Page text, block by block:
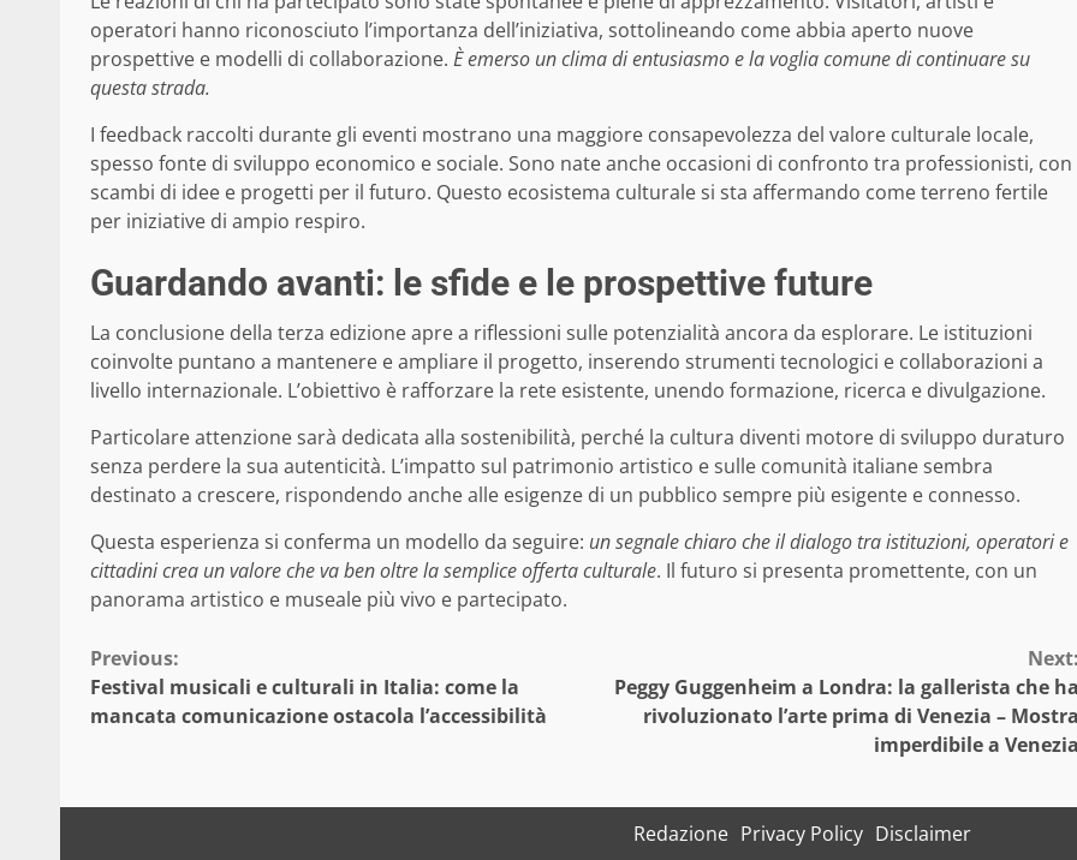
operatori hanno riconosciuto l’importanza dell’iniziativa, sottolineando come abbia aperto nuove
prospettive e modelli di collaborazione. È emerso un clima di entusiasmo e la voglia comune di continuare su
questa strada.
I feedback raccolti durante gli eventi mostrano una maggiore consapevolezza del valore culturale locale,
spesso fonte di sviluppo economico e sociale. Sono nate anche occasioni di confronto tra professionisti, con
scambi di idee e progetti per il futuro. Questo ecosistema culturale si sta affermando come terreno fertile
per iniziative di ampio respiro.
Guardando avanti: le sfide e le prospettive future
La conclusione della terza edizione apre a riflessioni sulle potenzialità ancora da esplorare. Le istituzioni
coinvolte puntano a mantenere e ampliare il progetto, inserendo strumenti tecnologici e collaborazioni a
livello internazionale. L’obiettivo è rafforzare la rete esistente, unendo formazione, ricerca e divulgazione.
Particolare attenzione sarà dedicata alla sostenibilità, perché la cultura diventi motore di sviluppo duraturo
senza perdere la sua autenticità. L’impatto sul patrimonio artistico e sulle comunità italiane sembra
destinato a crescere, rispondendo anche alle esigenze di un pubblico sempre più esigente e connesso.
Questa esperienza si conferma un modello da seguire: un segnale chiaro che il dialogo tra istituzioni, operatori e
cittadini crea un valore che va ben oltre la semplice offerta culturale. Il futuro si presenta promettente, con un
panorama artistico e museale più vivo e partecipato.
Continue
Reading
Previous:
Festival musicali e culturali in Italia: come la
mancata comunicazione ostacola l’accessibilità
Peggy Guggenheim a Londra: la gallerista che
rivoluzionato l’arte prima di Venezia –
imperdibile a
Redazione Privacy Policy Disclaimer